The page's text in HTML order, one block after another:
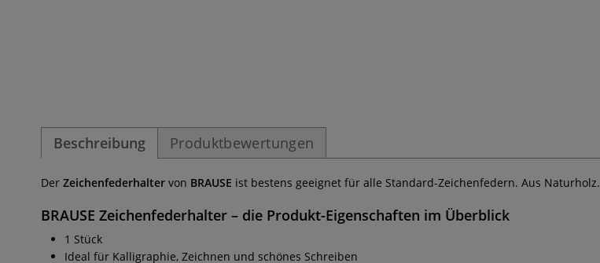
Beschreibung Produktbewertungen
Der Zeichenfederhalter von BRAUSE ist bestens geeignet für alle Standard-Zeichenfedern. Aus Naturholz.
BRAUSE Zeichenfederhalter – die Produkt-Eigenschaften im Überblick
1 Stück
Ideal für Kalligraphie, Zeichnen und schönes Schreiben